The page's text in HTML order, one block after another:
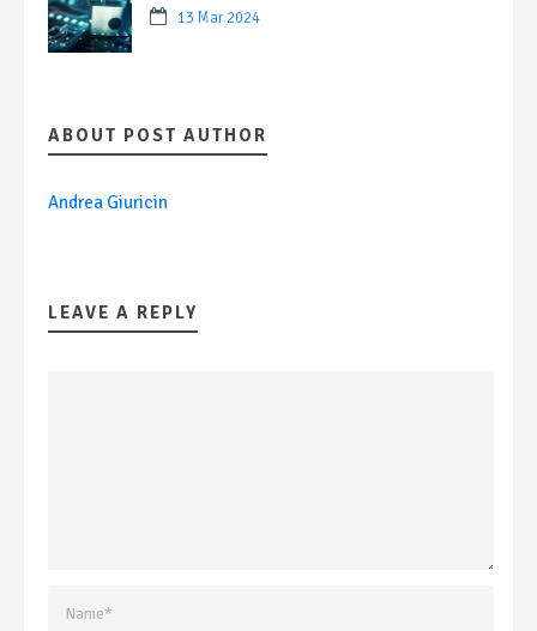
13 Mar 2024
ABOUT POST AUTHOR
Andrea Giuricin
LEAVE A REPLY